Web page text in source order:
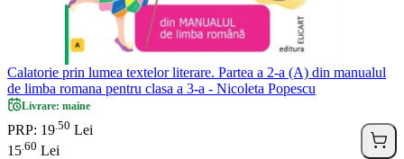
Calatorie prin lumea textelor literare. Partea a 2-a (A) din manualul
de limba romana pentru clasa a 3-a - Nicoleta Popescu
Livrare: maine
PRP: 19 50 Lei
15 60 Lei